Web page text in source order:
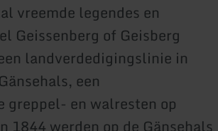
vreemde legendes en
Geissenberg of Geisberg
landverdedigingslinie in
een
en walresten op